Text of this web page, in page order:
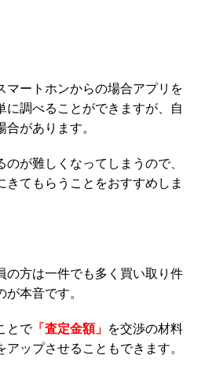
マートホンからの場合アプリを
に調べることができますが、自
があります。
が難しくなってしまうので、
てもらうことをおすすめしま
の方は一件でも多く買い取り件
本音です。
とで「査定金額」 を交渉の材料
ップさせることもできます。